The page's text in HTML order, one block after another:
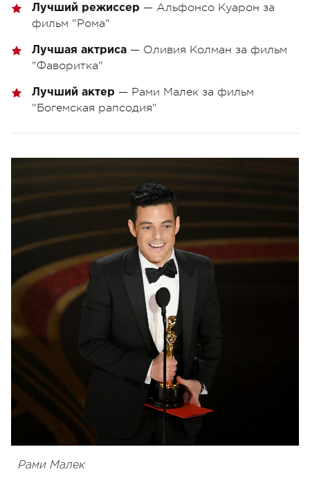
Лучший режиссер — Альфонсо Куарон за
фильм "Рома"
Лучшая актриса — Оливия Колман за фильм
"Фаворитка"
Лучший актер — Рами Малек за фильм
"Богемская рапсодия"
Рами Малек